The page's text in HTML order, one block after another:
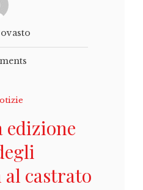
edizione
castrato